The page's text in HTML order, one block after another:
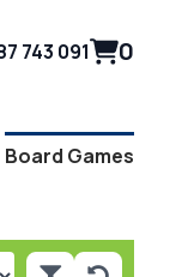
743 091 0
Board Games